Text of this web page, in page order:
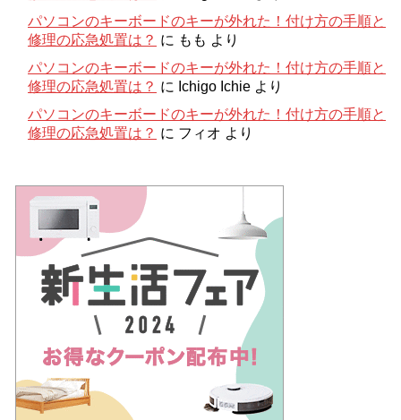
パソコンのキーボードのキーが外れた！付け方の手順と
修理の応急処置は？ に もも より
パソコンのキーボードのキーが外れた！付け方の手順と
修理の応急処置は？ に Ichigo Ichie より
パソコンのキーボードのキーが外れた！付け方の手順と
修理の応急処置は？ に フィオ より